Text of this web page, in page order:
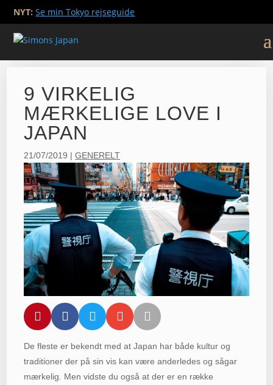
NYT: Se min Tokyo rejseguide
9 VIRKELIG
MÆRKELIGE LOVE I
JAPAN
21/07/2019 |GENERELT
    
De fleste er bekendt med at Japan har både kultur og
traditioner der på sin vis kan være anderledes og sågar
mærkelig. Men vidste du også at der er en række